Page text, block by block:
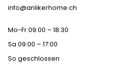
info@anlikerhome.ch
Mo-Fr 09:00 – 18:30
Sa 09:00 – 17:00
So geschlossen